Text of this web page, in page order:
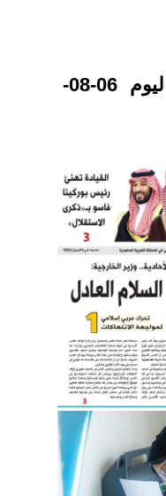
تحميل PDF البلاد عدد اليوم 06-08-